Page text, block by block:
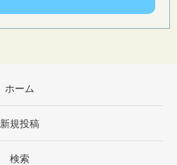
ホーム
新規投稿
検索